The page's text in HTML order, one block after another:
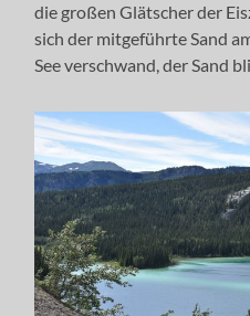
die großen Glätscher der
sich der mitgeführte Sand
See verschwand, der Sand